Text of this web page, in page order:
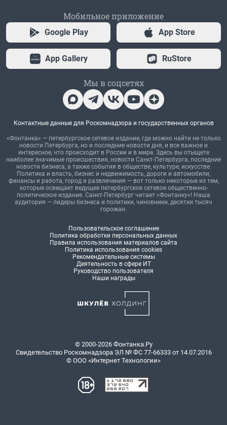
Мобильное приложение
Google Play App Store
App Gallery RuStore
Мы в соцсетях
Контактные данные для Роскомнадзора и государственных органов
«Фонтанка» — петербургское сетевое издание, где можно найти не только
новости Петербурга, но и последние новости дня, и все важное и
интересное, что происходит в России и в мире. Здесь вы отыщете
наиболее значимые происшествия, новости Санкт-Петербурга, последние
новости бизнеса, а также события в обществе, культуре, искусстве.
Политика и власть, бизнес и недвижимость, дороги и автомобили,
финансы и работа, город и развлечения — вот только некоторые из тем,
которые освещает ведущее петербургское сетевое общественно-
политическое издание. Санкт-Петербург читает «Фонтанку»! Наша
аудитория — лидеры бизнеса и политики, чиновники, десятки тысяч
горожан.
Пользовательское соглашение
Политика обработки персональных данных
Правила использования материалов сайта
Политика использования cookies
Рекомендательные системы
Деятельность в сфере ИТ
Руководство пользователя
Наши награды
© 2000-2026 Фонтанка.Ру
Свидетельство Роскомнадзора ЭЛ № ФС 77-66333 от 14.07.2016
© ООО «Интернет Технологии»